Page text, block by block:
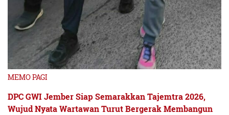
MEMO PAGI
DPC GWI Jember Siap Semarakkan Tajemtra 2026,
Wujud Nyata Wartawan Turut Bergerak Membangun